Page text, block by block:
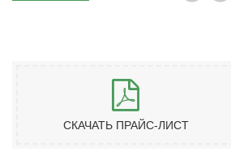
СКАЧАТЬ ПРАЙС-ЛИСТ